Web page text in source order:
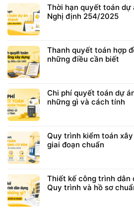
Thời hạn quyết toán dự
Nghị định 254/2025
Thanh quyết toán hợp
những điều cần biết
Chi phí quyết toán dự
những gì và cách tính
Quy trình kiểm toán
giai đoạn chuẩn
Thiết kế công trình dân
Quy trình và hồ sơ